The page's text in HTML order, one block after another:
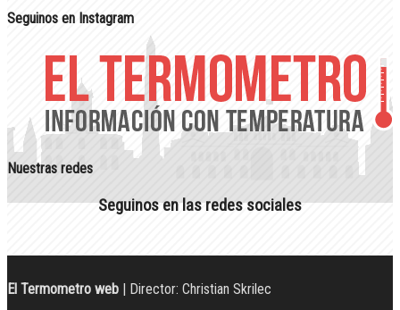
Seguinos en Instagram
Nuestras redes
Seguinos en las redes sociales
El Termometro web | Director: Christian Skrilec